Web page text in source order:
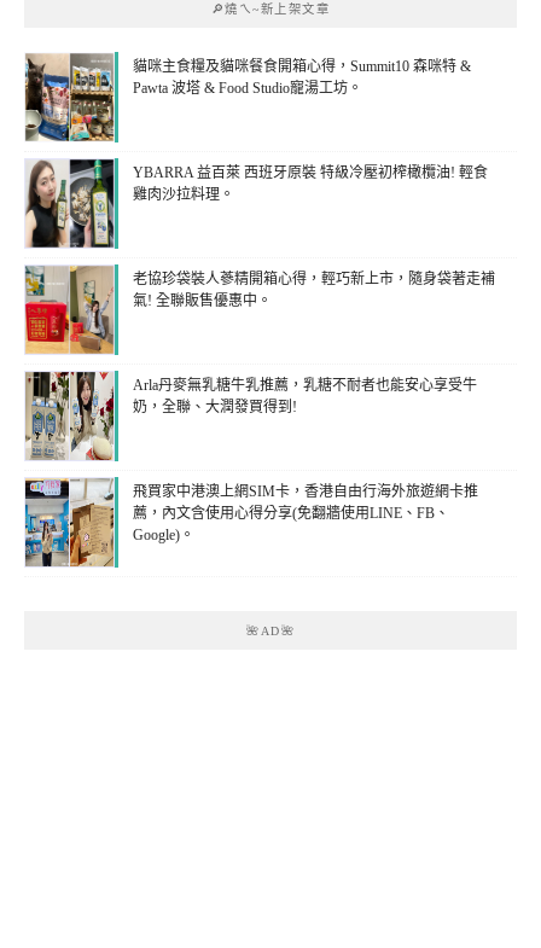
🔎燒ㄟ~新上架文章
貓咪主食糧及貓咪餐食開箱心得，Summit10 森咪特 &
Pawta 波塔 & Food Studio寵湯工坊。
YBARRA 益百萊 西班牙原裝 特級冷壓初榨橄欖油! 輕食
雞肉沙拉料理。
老協珍袋裝人蔘精開箱心得，輕巧新上市，隨身袋著走補
氣! 全聯販售優惠中。
Arla丹麥無乳糖牛乳推薦，乳糖不耐者也能安心享受牛
奶，全聯、大潤發買得到!
飛買家中港澳上網SIM卡，香港自由行海外旅遊網卡推
薦，內文含使用心得分享(免翻牆使用LINE、FB、
Google)。
🌺AD🌺